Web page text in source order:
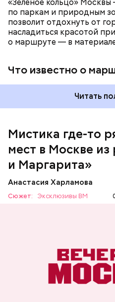
«Зеленое кольцо»
по паркам и природным
позволит отдохнуть от
насладиться красотой
о маршруте — в
Что известно о
Читать
Мистика где-то
мест в Москве
и Маргарита»
Анастасия Харламова
Сюжет: Эксклюзивы ВМ
сил тьмы Воланд.
квартира» находится на
дом 10. В маленькой
работал Михаил Булгаков
На данный момент
стала Музеем Булгакова.
атмосфера жизни и быта
количеством вещей,
роману.
ПИСАТЕЛИ